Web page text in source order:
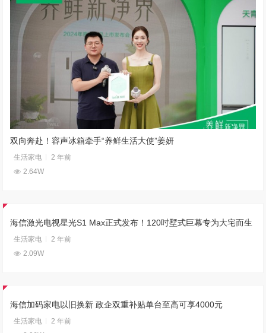
双向奔赴！容声冰箱牵手“养鲜生活大使”姜妍
生活家电
2 年前
2.64W
海信激光电视星光S1 Max正式发布！120吋墅式巨幕专为大宅而生
生活家电
2 年前
2.09W